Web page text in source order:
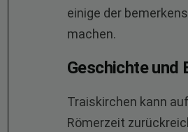
einige der
machen.
Geschichte und
Traiskirchen kann
Römerzeit